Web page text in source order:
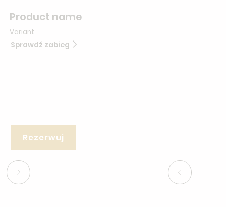
Product name
Variant
Sprawdź zabieg
Rezerwuj